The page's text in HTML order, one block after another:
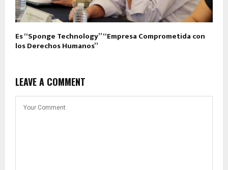
Es “Sponge Technology” “Empresa Comprometida con
los Derechos Humanos”
LEAVE A COMMENT